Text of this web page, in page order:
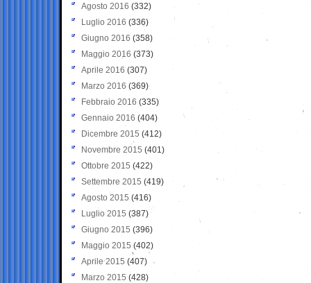
Agosto 2016 (332)
Luglio 2016 (336)
Giugno 2016 (358)
Maggio 2016 (373)
Aprile 2016 (307)
Marzo 2016 (369)
Febbraio 2016 (335)
Gennaio 2016 (404)
Dicembre 2015 (412)
Novembre 2015 (401)
Ottobre 2015 (422)
Settembre 2015 (419)
Agosto 2015 (416)
Luglio 2015 (387)
Giugno 2015 (396)
Maggio 2015 (402)
Aprile 2015 (407)
Marzo 2015 (428)